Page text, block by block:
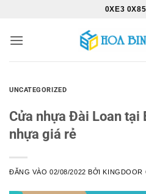
nội
0XE3
UNCATEGORIZED
Cửa nhựa Đài Loan tại
nhựa giá rẻ
ĐĂNG VÀO02/08/2022 BỞIKINGDOOR